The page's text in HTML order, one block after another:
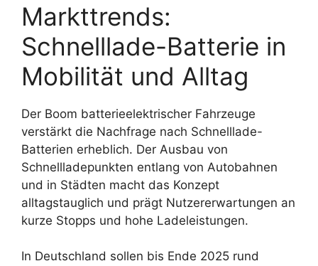
Markttrends:
Schnelllade-Batterie in
Mobilität und Alltag
Der Boom batterieelektrischer Fahrzeuge
verstärkt die Nachfrage nach Schnelllade-
Batterien erheblich. Der Ausbau von
Schnellladepunkten entlang von Autobahnen
und in Städten macht das Konzept
alltagstauglich und prägt Nutzererwartungen an
kurze Stopps und hohe Ladeleistungen.
In Deutschland sollen bis Ende 2025 rund